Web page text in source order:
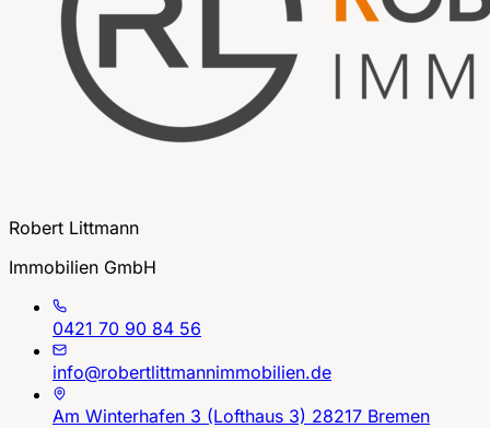
Robert Littmann
Immobilien GmbH
0421 70 90 84 56
info@robertlittmannimmobilien.de
Am Winterhafen 3 (Lofthaus 3) 28217 Bremen